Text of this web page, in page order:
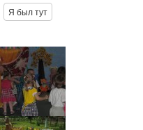
Я был тут